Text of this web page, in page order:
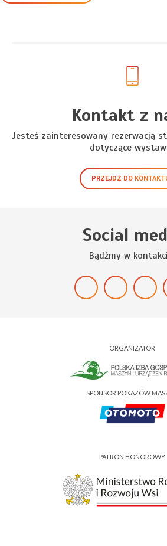
Kontakt z
Jesteś zainteresowany rezerwacją
dotyczące
PRZEJDŹ DO
Social
Bądźmy w
ORGANIZATOR
SPONSOR POKAZÓW
PATRON HONOROWY